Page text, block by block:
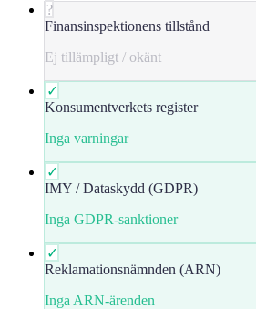
?
Finansinspektionens tillstånd
Ej tillämpligt / okänt
✓
Konsumentverkets register
Inga varningar
✓
IMY / Dataskydd (GDPR)
Inga GDPR-sanktioner
✓
Reklamationsnämnden (ARN)
Inga ARN-ärenden